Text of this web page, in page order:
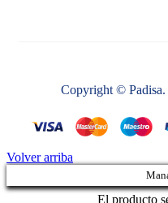
Copyright © Padisa.
Volver arriba
El producto